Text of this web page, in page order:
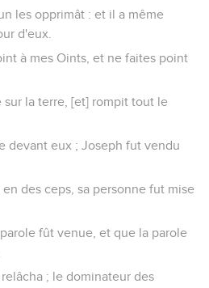
les opprimât : et il a même
d'eux.
à mes Oints, et ne faites point
sur la terre, [et] rompit tout le
devant eux ; Joseph fut vendu
des ceps, sa personne fut mise
fût venue, et que la parole
; le dominateur des